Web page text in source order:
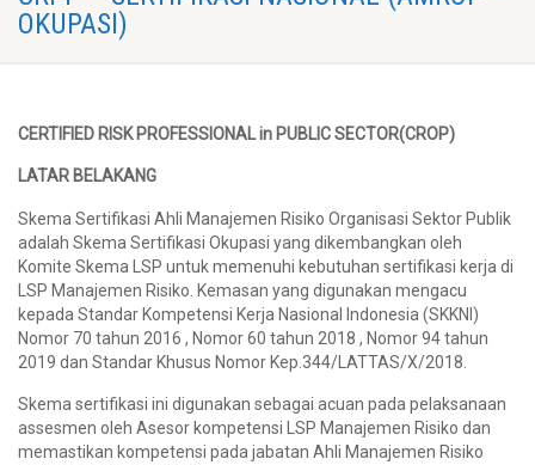
OKUPASI)
CERTIFIED RISK PROFESSIONAL in PUBLIC SECTOR(CROP)
LATAR BELAKANG
Skema Sertifikasi Ahli Manajemen Risiko Organisasi Sektor Publik
adalah Skema Sertifikasi Okupasi yang dikembangkan oleh
Komite Skema LSP untuk memenuhi kebutuhan sertifikasi kerja di
LSP Manajemen Risiko. Kemasan yang digunakan mengacu
kepada Standar Kompetensi Kerja Nasional Indonesia (SKKNI)
Nomor 70 tahun 2016 , Nomor 60 tahun 2018 , Nomor 94 tahun
2019 dan Standar Khusus Nomor Kep.344/LATTAS/X/2018.
Skema sertifikasi ini digunakan sebagai acuan pada pelaksanaan
assesmen oleh Asesor kompetensi LSP Manajemen Risiko dan
memastikan kompetensi pada jabatan Ahli Manajemen Risiko